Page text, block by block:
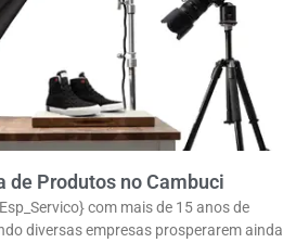
de Produtos no Cambuci
com mais de 15 anos de
diversas empresas prosperarem ainda